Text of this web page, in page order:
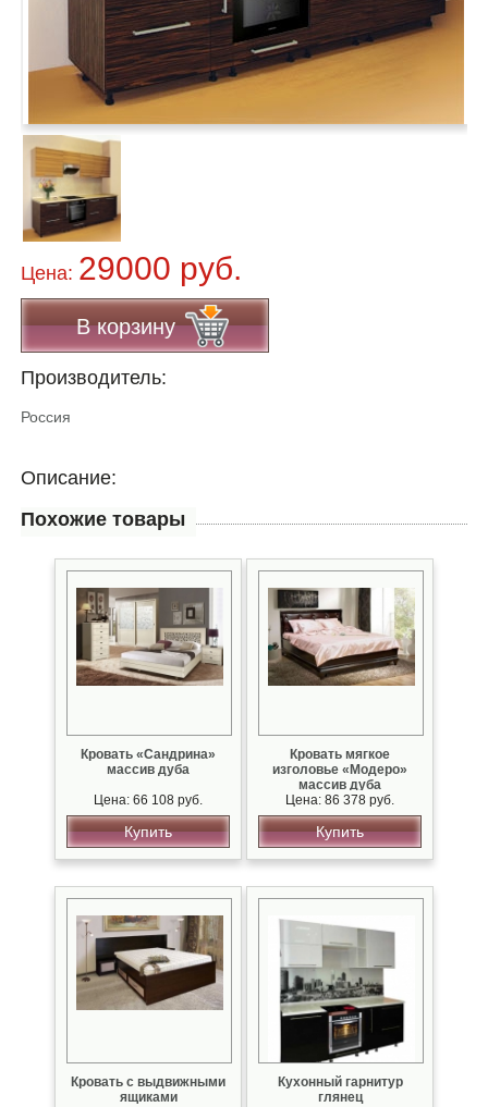
Цена: 29000 руб.
В корзину
Производитель:
Россия
Описание:
Похожие товары
Кровать «Сандрина»
массив дуба
Цена: 66 108 руб.
Купить
Кровать мягкое
изголовье «Модеро»
массив дуба
Цена: 86 378 руб.
Купить
Кровать с выдвижными
ящиками
Кухонный гарнитур
глянец